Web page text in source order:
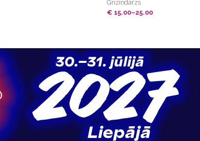
Grīziņdārzs
€ 15.00–25.00